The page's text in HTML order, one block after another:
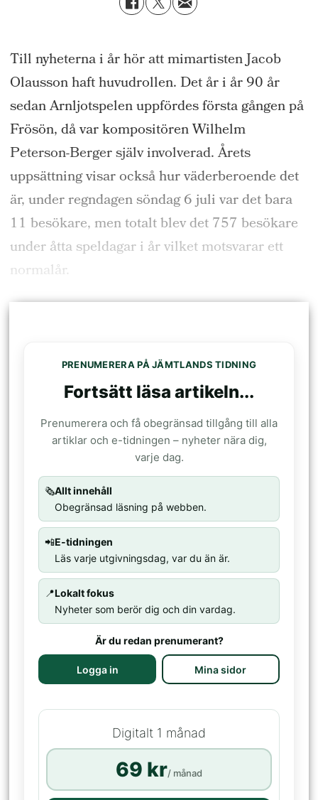
Till nyheterna i år hör att mimartisten Jacob
Olausson haft huvudrollen. Det år i år 90 år
sedan Arnljotspelen uppfördes första gången på
Frösön, då var kompositören Wilhelm
Peterson-Berger själv involverad. Årets
uppsättning visar också hur väderberoende det
är, under regndagen söndag 6 juli var det bara
11 besökare, men totalt blev det 757 besökare
under åtta speldagar i år vilket motsvarar ett
normalår.
PRENUMERERA PÅ JÄMTLANDS TIDNING
Fortsätt läsa artikeln...
Prenumerera och få obegränsad tillgång till alla
artiklar och e-tidningen – nyheter nära dig,
varje dag.
🗞️Allt innehåll
Obegränsad läsning på webben.
📲E-tidningen
Läs varje utgivningsdag, var du än är.
📍Lokalt fokus
Nyheter som berör dig och din vardag.
Är du redan prenumerant?
Logga in Mina sidor
Digitalt 1 månad
69 kr/ månad